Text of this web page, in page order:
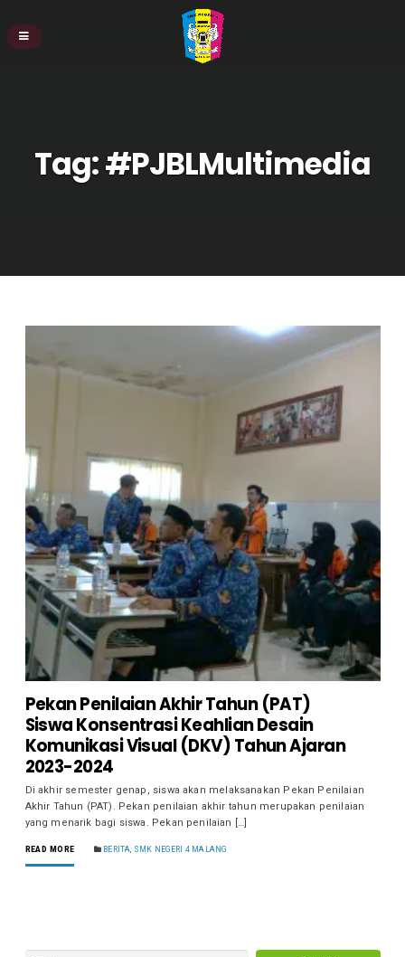
Tag:#PJBLMultimedia
Pekan Penilaian Akhir Tahun (PAT)
Siswa Konsentrasi Keahlian Desain
Komunikasi Visual (DKV) Tahun Ajaran
2023-2024
Di akhir semester genap, siswa akan melaksanakan Pekan Penilaian
Akhir Tahun (PAT). Pekan penilaian akhir tahun merupakan penilaian
yang menarik bagi siswa. Pekan penilaian […]
READ MORE BERITA SMK NEGERI 4 MALANG